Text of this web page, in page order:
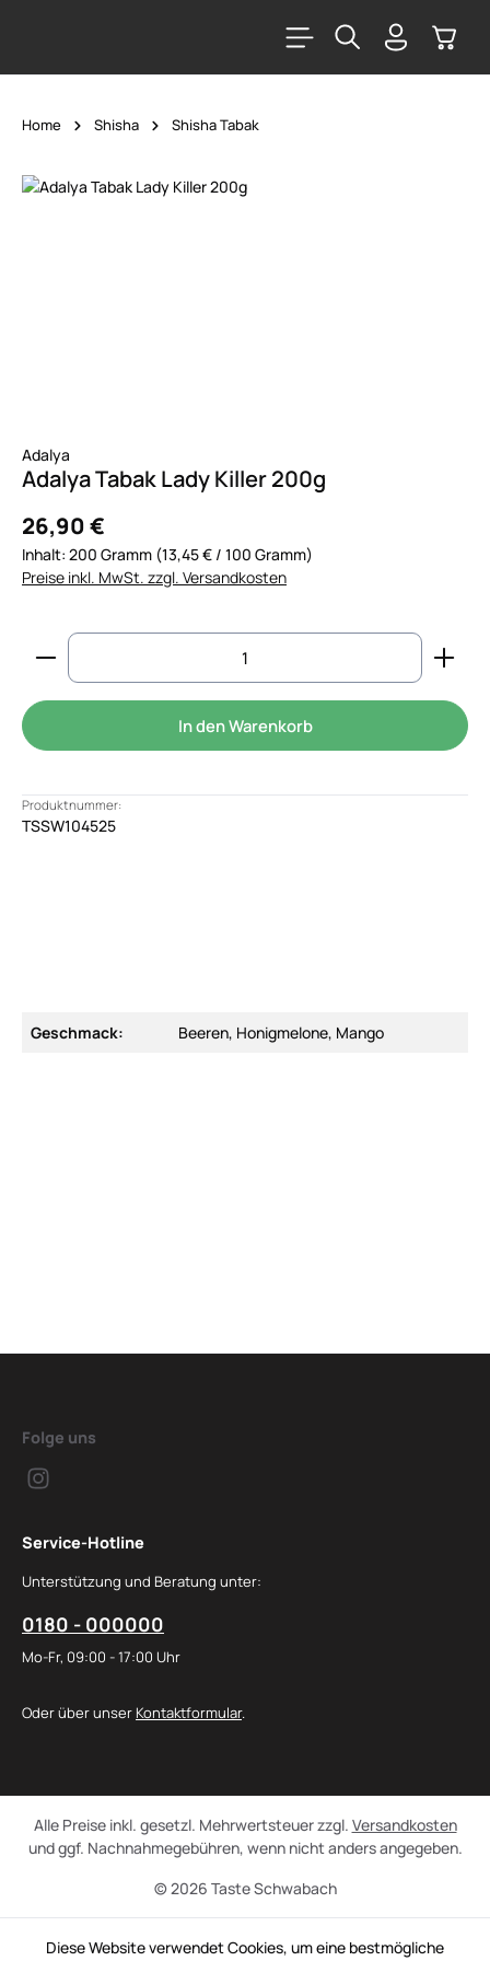
Home Shisha Shisha Tabak
Bildergalerie überspringen
Adalya
Adalya Tabak Lady Killer 200g
26,90 €
Inhalt: 200 Gramm (13,45 € / 100 Gramm)
Preise inkl. MwSt. zzgl. Versandkosten
Produkt Anzahl: Gib den gewünschten Wert
In den Warenkorb
Produktnummer:
TSSW104525
Geschmack: Beeren, Honigmelone, Mango
Folge uns
Service-Hotline
Unterstützung und Beratung unter:
0180 - 000000
Mo-Fr, 09:00 - 17:00 Uhr
Oder über unser Kontaktformular.
© 2026 Taste Schwabach
Alle Preise inkl. gesetzl. Mehrwertsteuer zzgl. Versandkosten
und ggf. Nachnahmegebühren, wenn nicht anders angegeben.
Diese Website verwendet Cookies, um eine bestmögliche